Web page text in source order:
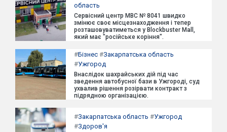
область
Сервісний центр МВС № 8041 швидко
змінює своє місцезнаходження і тепер
розташовуватиметься у Blockbuster Mall,
який має "російське коріння".
#Бізнес #Закарпатська область
#Ужгород
Внаслідок шахрайських дій під час
зведення автобусної бази в Ужгороді, суд
ухвалив рішення розірвати контракт з
підрядною організацією.
#Закарпатська область #Ужгород
#Здоров'я